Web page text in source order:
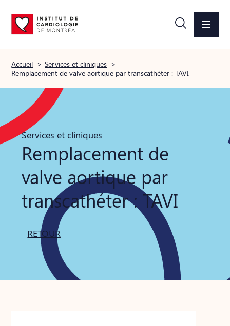
Accueil > Services et cliniques >
Remplacement de valve aortique par transcathéter : TAVI
Services et cliniques
Remplacement de
valve aortique par
transcathéter : TAVI
RETOUR